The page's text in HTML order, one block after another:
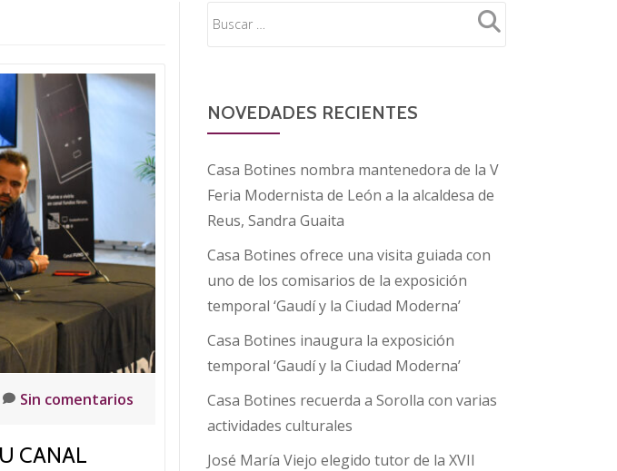
Sin comentarios
CANAL
NOVEDADES RECIENTES
Casa Botines nombra mantenedora de la V
Feria Modernista de León a la alcaldesa de
Reus, Sandra Guaita
Casa Botines ofrece una visita guiada con
uno de los comisarios de la exposición
temporal ‘Gaudí y la Ciudad Moderna’
Casa Botines inaugura la exposición
temporal ‘Gaudí y la Ciudad Moderna’
Casa Botines recuerda a Sorolla con varias
actividades culturales
José María Viejo elegido tutor de la XVII